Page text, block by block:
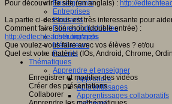
Enseignants
Entreprises
Etudiants
Filières industrielles
Institutionnels
Médiateurs
Parents
Thématiques
Apprendre et enseigner
Apprendre
Apprentissages
Apprentissages collaboratifs
Pour découvrir le site (en anglais) : http://
La partie ci-dessous est très interessante pour
Comment faire son choix (double entrée) :
http://edtechteacher.org/apps
Que voulez-vous faire avec vos élèves ? et/ou
Quel est votre matériel (IOs, Android, Chrome,
Enregistrer et modifier des vidéos
Créer des présentations
Collaborer